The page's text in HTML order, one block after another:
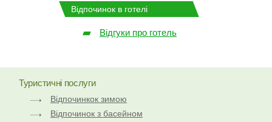
Відпочинок в готелі
Відгуки про готель
Туристичні послуги
Відпочинкок зимою
Відпочинок з басейном